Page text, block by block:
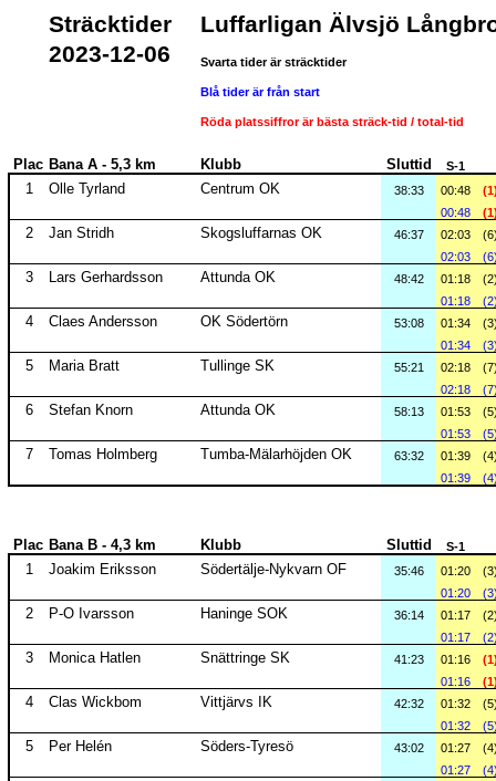
Sträcktider
Luffarligan Älvsjö
2023-12-06
Svarta tider är sträcktider
Blå tider är från start
Röda platssiffror är bästa sträck-tid / total-tid
Plac Bana A - 5,3 km Klubb Sluttid S-1
1 Olle Tyrland Centrum OK 38:33 00:48
00:48
2 Jan Stridh Skogsluffarnas OK 46:37 02:03
02:03
3 Lars Gerhardsson Attunda OK 48:42 01:18
01:18
4 Claes Andersson OK Södertörn 53:08 01:34
01:34
5 Maria Bratt Tullinge SK 55:21 02:18
02:18
6 Stefan Knorn Attunda OK 58:13 01:53
01:53
7 Tomas Holmberg Tumba-Mälarhöjden OK 63:32 01:39
01:39
Plac Bana B - 4,3 km Klubb Sluttid S-1
1 Joakim Eriksson Södertälje-Nykvarn OF 35:46 01:20
01:20
2 P-O Ivarsson Haninge SOK 36:14 01:17
01:17
3 Monica Hatlen Snättringe SK 41:23 01:16
01:16
4 Clas Wickbom Vittjärvs IK 42:32 01:32
01:32
5 Per Helén Söders-Tyresö 43:02 01:27
01:27